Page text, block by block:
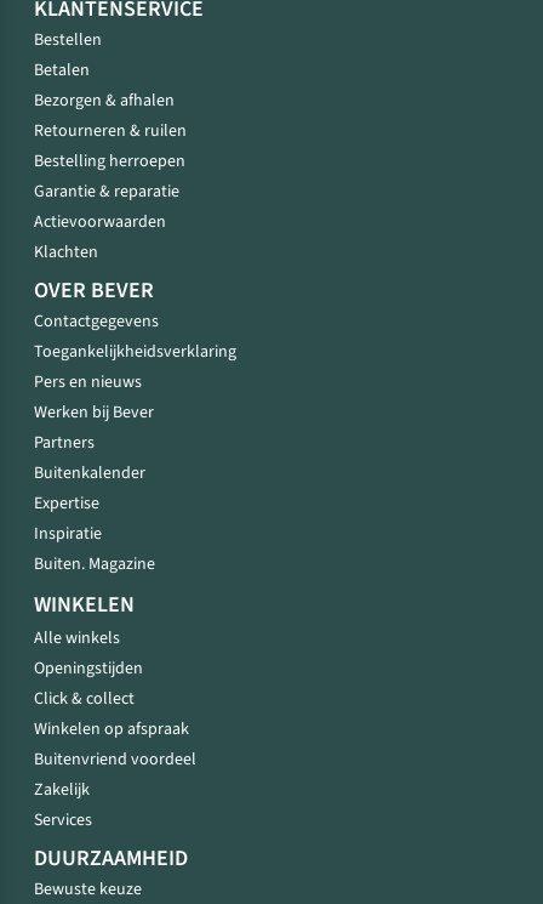
KLANTENSERVICE
Bestellen
Betalen
Bezorgen & afhalen
Retourneren & ruilen
Bestelling herroepen
Garantie & reparatie
Actievoorwaarden
Klachten
OVER BEVER
Contactgegevens
Toegankelijkheidsverklaring
Pers en nieuws
Werken bij Bever
Partners
Buitenkalender
Expertise
Inspiratie
Buiten. Magazine
WINKELEN
Alle winkels
Openingstijden
Click & collect
Winkelen op afspraak
Buitenvriend voordeel
Zakelijk
Services
DUURZAAMHEID
Bewuste keuze